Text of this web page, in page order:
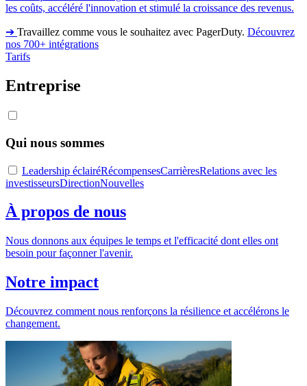
les coûts, accéléré l'innovation et stimulé la croissance des revenus.
➔ Travaillez comme vous le souhaitez avec PagerDuty. Découvrez
nos 700+ intégrations
Tarifs
Entreprise
Qui nous sommes
Leadership éclairéRécompensesCarrièresRelations avec les
investisseursDirectionNouvelles
À propos de nous
Nous donnons aux équipes le temps et l'efficacité dont elles ont
besoin pour façonner l'avenir.
Notre impact
Découvrez comment nous renforçons la résilience et accélérons le
changement.